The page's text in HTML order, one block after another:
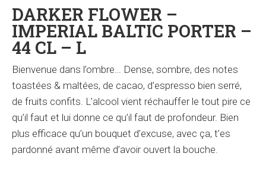
DARKER FLOWER –
IMPERIAL BALTIC PORTER –
44 CL – L
Bienvenue dans l’ombre… Dense, sombre, des notes
toastées & maltées, de cacao, d’espresso bien serré,
de fruits confits. L’alcool vient réchauffer le tout pire ce
qu’il faut et lui donne ce qu’il faut de profondeur. Bien
plus efficace qu’un bouquet d’excuse, avec ça, t’es
pardonné avant même d’avoir ouvert la bouche.